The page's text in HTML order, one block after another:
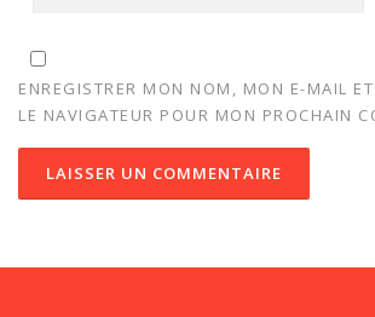
ENREGISTRER MON NOM, MON E-MAIL
LE NAVIGATEUR POUR MON PROCHAIN